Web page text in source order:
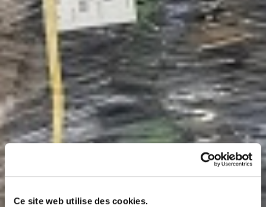
Ce site web utilise des cookies.